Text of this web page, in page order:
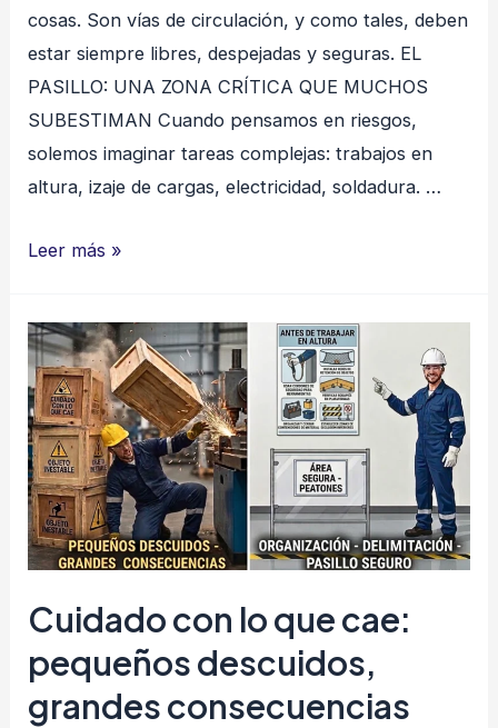
cosas. Son vías de circulación, y como tales, deben
estar siempre libres, despejadas y seguras. EL
PASILLO: UNA ZONA CRÍTICA QUE MUCHOS
SUBESTIMAN Cuando pensamos en riesgos,
solemos imaginar tareas complejas: trabajos en
altura, izaje de cargas, electricidad, soldadura. …
Pasillos
seguro
Leer más »
Cuidado con lo que cae:
pequeños descuidos,
grandes consecuencias